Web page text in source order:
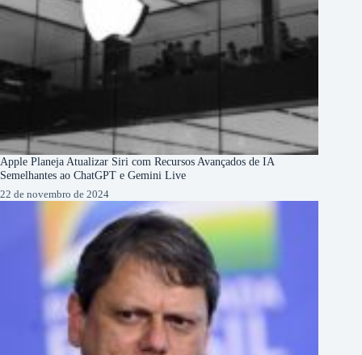
Apple Planeja Atualizar Siri com Recursos Avançados de IA
Semelhantes ao ChatGPT e Gemini Live
22 de novembro de 2024